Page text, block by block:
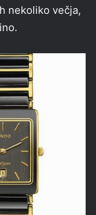
nekoliko večja,